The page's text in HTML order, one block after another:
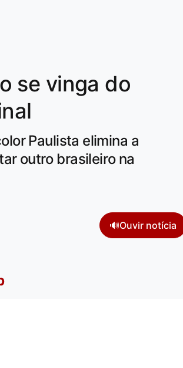
se vinga do
Paulista elimina a
outro brasileiro na
🔊Ouvir notícia